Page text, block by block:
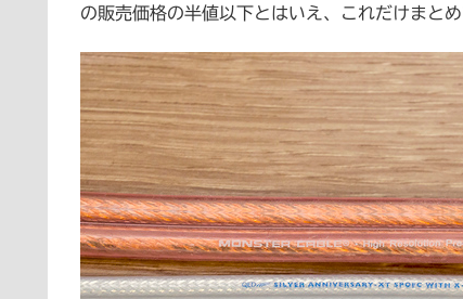
の販売価格の半値以下とはいえ、これだけまと